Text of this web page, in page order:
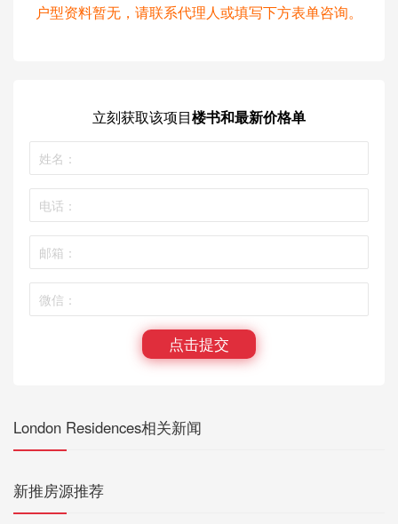
户型资料暂无，请联系代理人或填写下方表单咨询。
立刻获取该项目楼书和最新价格单
点击提交
London Residences相关新闻
新推房源推荐